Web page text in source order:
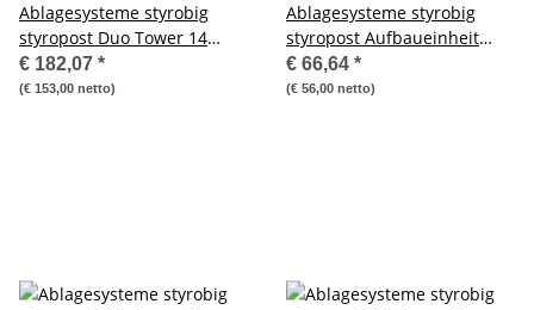
Ablagesysteme styrobig
styropost Duo Tower 14
Fächer Ablagebox
Ablagefach
€ 182,07 *
(€ 153,00 netto)
Ablagesysteme styrobig
styropost Aufbaueinheit
Duo-Tower, 2Bx2H, 4 Fächer
€ 66,64 *
(€ 56,00 netto)